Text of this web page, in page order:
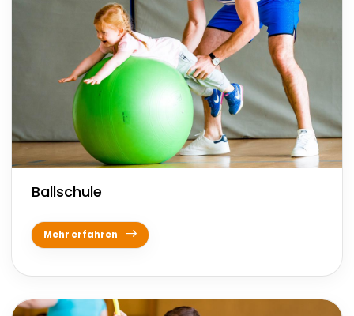
Ballschule
Mehr erfahren